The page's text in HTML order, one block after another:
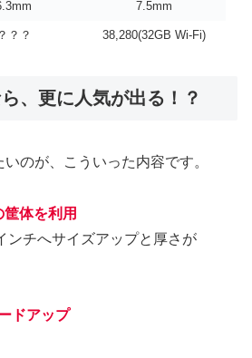
7.5mm
？？？ 38,280(32GB Wi-Fi)
、更に人気が出る！？
のが、こういった内容です。
体を利用
ンチへサイズアップと厚さが
ドアップ